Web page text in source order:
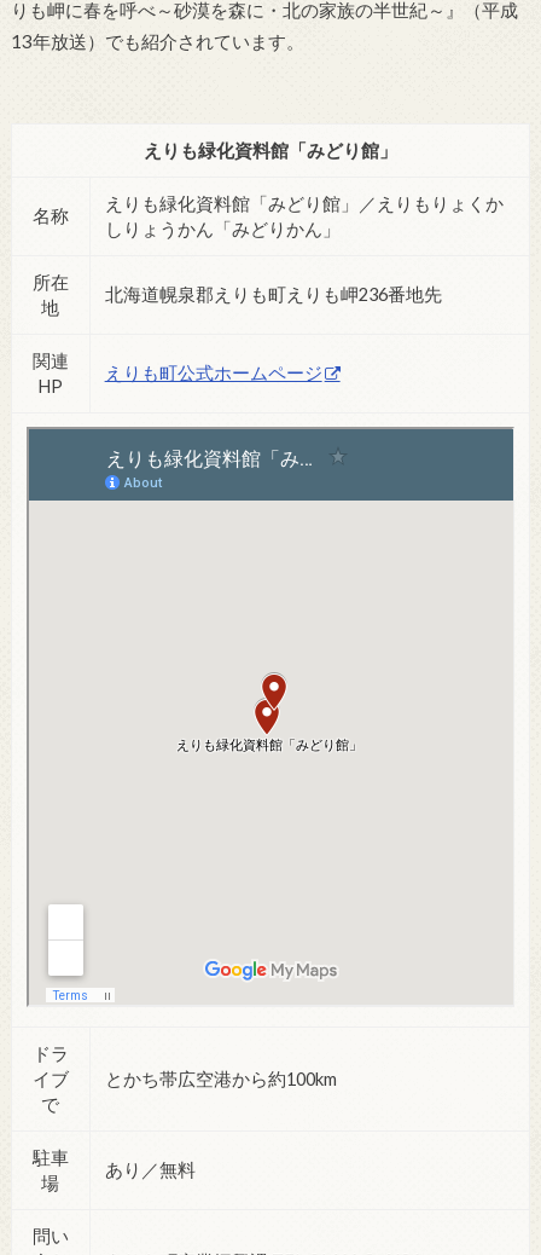
りも岬に春を呼べ～砂漠を森に・北の家族の半世紀～』（平成
13年放送）でも紹介されています。
えりも緑化資料館「みどり館」
名称
えりも緑化資料館「みどり館」／えりもりょくか
しりょうかん「みどりかん」
所在
地
北海道幌泉郡えりも町えりも岬236番地先
関連
HP
えりも町公式ホームページ
ドラ
イブ
で
とかち帯広空港から約100km
駐車
場
あり／無料
問い